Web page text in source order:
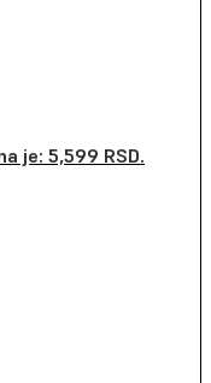
je: 5,599 RSD.